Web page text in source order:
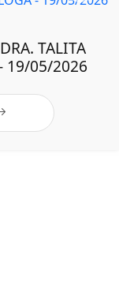
TALITA
19/05/2026